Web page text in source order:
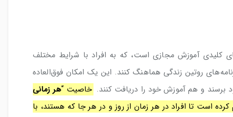
کلیدی آموزش مجازی است، که به افراد با شرایط مختلف
روتین زندگی هماهنگ کنند. این یک امکان فوق‌العاده
برسند و هم آموزش خود را دریافت کنند. خاصیت “هر زمانی
است تا افراد در هر زمان از روز و در هر جا که هستند، با